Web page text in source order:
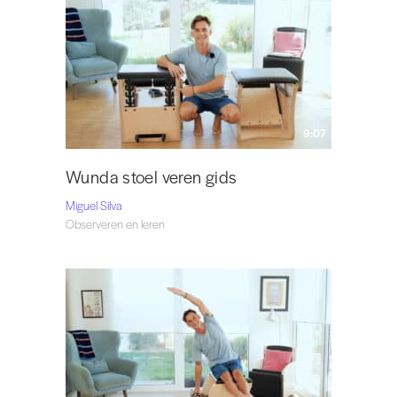
9:07
Wunda stoel veren gids
Miguel Silva
Observeren en leren